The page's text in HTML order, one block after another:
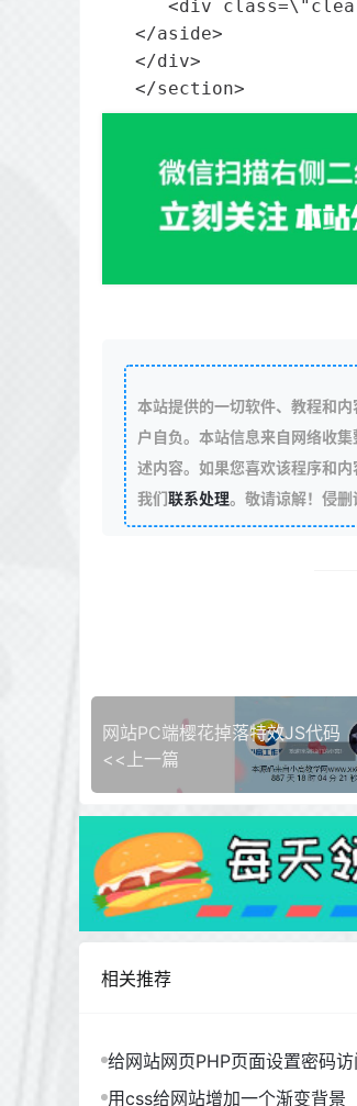
<div
   </aside>
   </div>
   </section>
本站提供的一切软件、教程和
户自负。本站信息来自网络收
述内容。如果您喜欢该程序和
我们联系处理。敬请谅解！侵
网站PC端樱花掉落特效JS代码
<<上一篇
相关推荐
给网站网页PHP页面设置密码
用css给网站增加一个渐变背景